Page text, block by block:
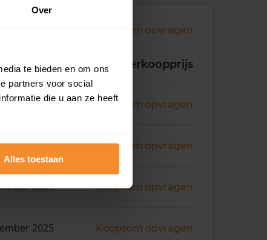
Over
te bieden en om ons
partners voor social
die u aan ze heeft
Alles toestaan
Andere koopsommen opvragen
Verkoopprijs
Koopsom opvragen
2026 Koopsom opvragen
2025 Koopsom opvragen
2025 Koopsom opvragen